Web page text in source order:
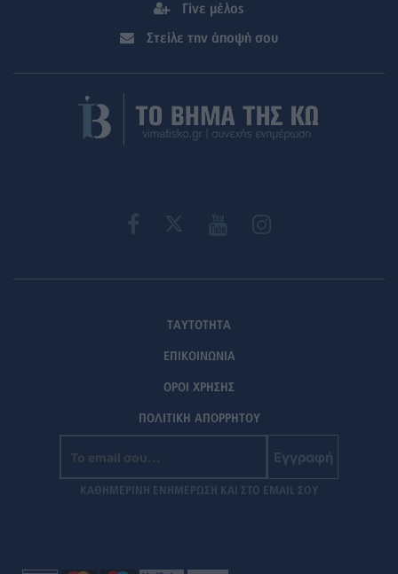
Γίνε μέλος
Στείλε την άποψή σου
ΤΑΥΤΟΤΗΤΑ
ΕΠΙΚΟΙΝΩΝΙΑ
ΟΡΟΙ ΧΡΗΣΗΣ
ΠΟΛΙΤΙΚΗ ΑΠΟΡΡΗΤΟΥ
Εγγραφή
ΚΑΘΗΜΕΡΙΝΗ ΕΝΗΜΕΡΩΣΗ ΚΑΙ ΣΤΟ EMAIL ΣΟΥ